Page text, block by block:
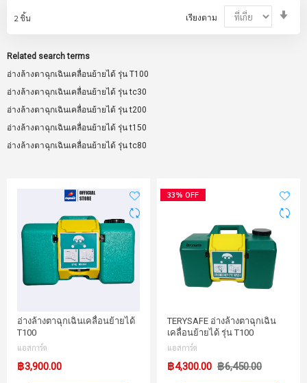
2 ชิ้น เรียงตาม
Related search terms
อ่างล้างตาฉุกเฉินเคลื่อนย้ายได้ รุ่น T100
อ่างล้างตาฉุกเฉินเคลื่อนย้ายได้ รุ่น tc30
อ่างล้างตาฉุกเฉินเคลื่อนย้ายได้ รุ่น t200
อ่างล้างตาฉุกเฉินเคลื่อนย้ายได้ รุ่น t150
อ่างล้างตาฉุกเฉินเคลื่อนย้ายได้ รุ่น tc80
อ่างล้างตาฉุกเฉินเคลื่อนย้ายได้
T100
แอสการ์ด
฿3,900.00
33% OFF
TERYSAFE อ่างล้างตาฉุกเฉิน
เคลื่อนย้ายได้ รุ่น T100
แอสการ์ด
฿4,300.00 ฿6,450.00